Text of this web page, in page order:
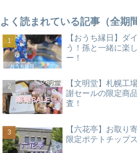
よく読まれている記事（全期間
【おうち縁日】ダ
う！孫と一緒に楽
ー！
【文明堂】札幌工
謝セールの限定商
査！
【六花亭】お取り
限定ポテトチップ